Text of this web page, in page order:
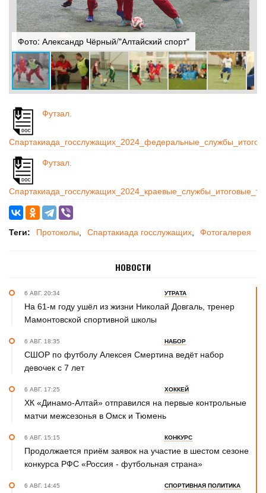
Фото: Александр Чёрный/"Алтайский спорт"
Футзал.
Футзал.
Теги: Протоколы Спартакиада госслужащих Фотогалерея
НОВОСТИ
6 АВГ. 20:34 УТРАТА
На 61-м году ушёл из жизни Николай Довгаль, тренер
Мамонтовской спортивной школы
6 АВГ. 18:35 НАБОР
СШОР по футболу Алексея Смертина ведёт набор
девочек с 7 лет
6 АВГ. 17:25 ХОККЕЙ
ХК «Динамо-Алтай» отправился на первые контрольные
матчи межсезонья в Омск и Тюмень
6 АВГ. 15:15 КОНКУРС
Продолжается приём заявок на участие в шестом сезоне
конкурса РФС «Россия - футбольная страна»
6 АВГ. 14:45 СПОРТИВНАЯ ПОЛИТИКА